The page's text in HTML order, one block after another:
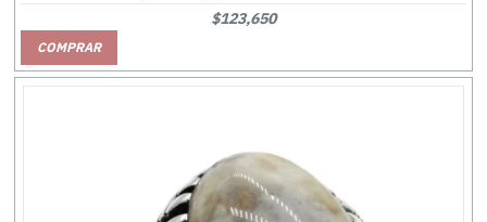
$123,650
COMPRAR